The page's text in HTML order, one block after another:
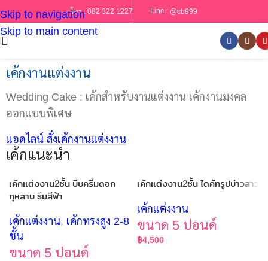
Skip to navigation
Skip to main content
โทร : 082 322 1227 Line : @cb999
เค้กงานแต่งงาน
Wedding Cake : เค้กสำหรับงานแต่งงาน เค้กงานมงคล
ออกแบบพิเศษ
แอดไลน์ สั่งเค้กงานแต่งงาน
เค้กแนะนำ
เค้กแต่งงาน2ชั้น บีบครีมดอก
กุหลาบ ธีมสีฟ้า
เค้กแต่งงาน, เค้กทรงสูง 2-8
ชั้น
ขนาด 5 ปอนด์
เค้กแต่งงาน2ชั้น ไดคัทรูปบ่าวสาว
เค้กแต่งงาน
ขนาด 5 ปอนด์
฿4,500